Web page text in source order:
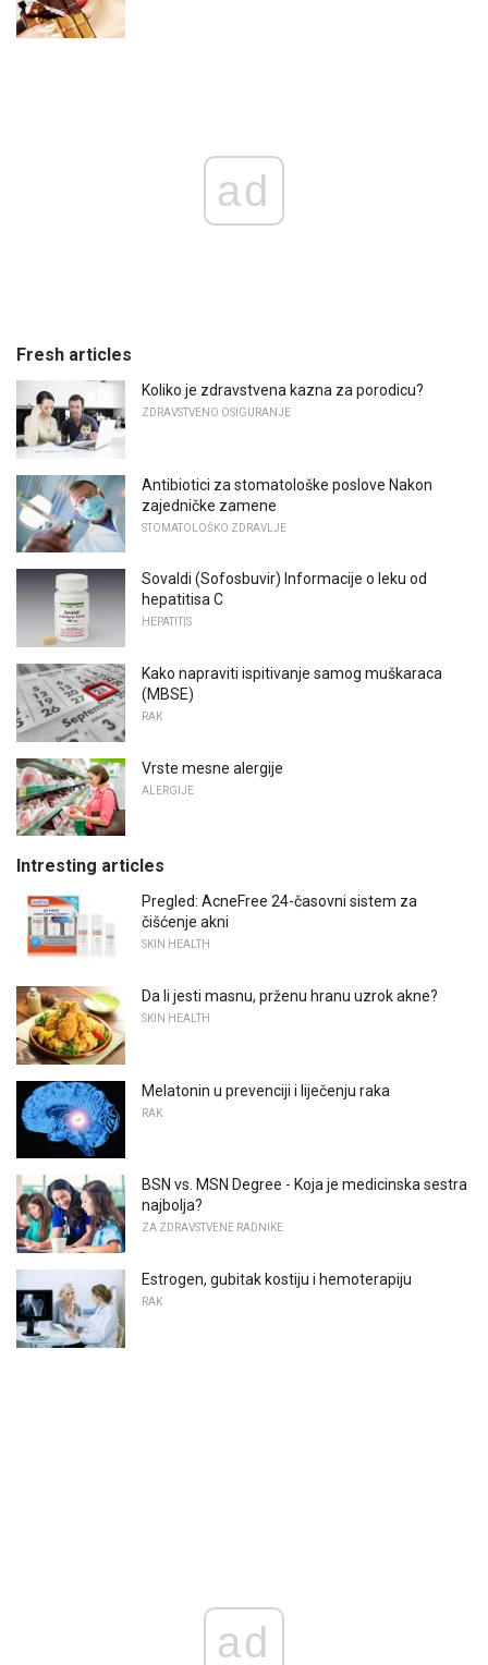
ad
Fresh articles
Koliko je zdravstvena kazna za porodicu?
ZDRAVSTVENO OSIGURANJE
Antibiotici za stomatološke poslove Nakon
zajedničke zamene
STOMATOLOŠKO ZDRAVLJE
Sovaldi (Sofosbuvir) Informacije o leku od
hepatitisa C
HEPATITIS
Kako napraviti ispitivanje samog muškaraca
(MBSE)
RAK
Vrste mesne alergije
ALERGIJE
Intresting articles
Pregled: AcneFree 24-časovni sistem za
čišćenje akni
SKIN HEALTH
Da li jesti masnu, prženu hranu uzrok akne?
SKIN HEALTH
Melatonin u prevenciji i liječenju raka
RAK
BSN vs. MSN Degree - Koja je medicinska sestra
najbolja?
ZA ZDRAVSTVENE RADNIKE
Estrogen, gubitak kostiju i hemoterapiju
RAK
ad